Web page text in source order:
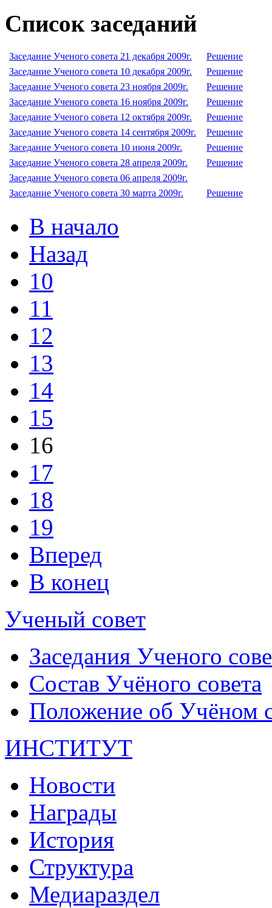
Список заседаний
Заседание Ученого совета 21 декабря 2009г.
Решение
Заседание Ученого совета 10 декабря 2009г.
Решение
Заседание Ученого совета 23 ноября 2009г.
Решение
Заседание Ученого совета 16 ноября 2009г.
Решение
Заседание Ученого совета 12 октября 2009г.
Решение
Заседание Ученого совета 14 сентября 2009г.
Решение
Заседание Ученого совета 10 июня 2009г.
Решение
Заседание Ученого совета 28 апреля 2009г.
Решение
Заседание Ученого совета 06 апреля 2009г.
Заседание Ученого совета 30 марта 2009г.
Решение
В начало
Назад
10
11
12
13
14
15
16
17
18
19
Вперед
В конец
Ученый совет
Заседания Ученого
Состав Учёного совета
Положение об Учёном
ИНСТИТУТ
Новости
Награды
История
Структура
Медиараздел